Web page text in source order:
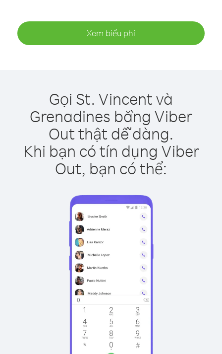
Xem biểu phí
Gọi St. Vincent và
Grenadines bằng Viber
Out thật dễ dàng.
Khi bạn có tín dụng Viber
Out, bạn có thể: